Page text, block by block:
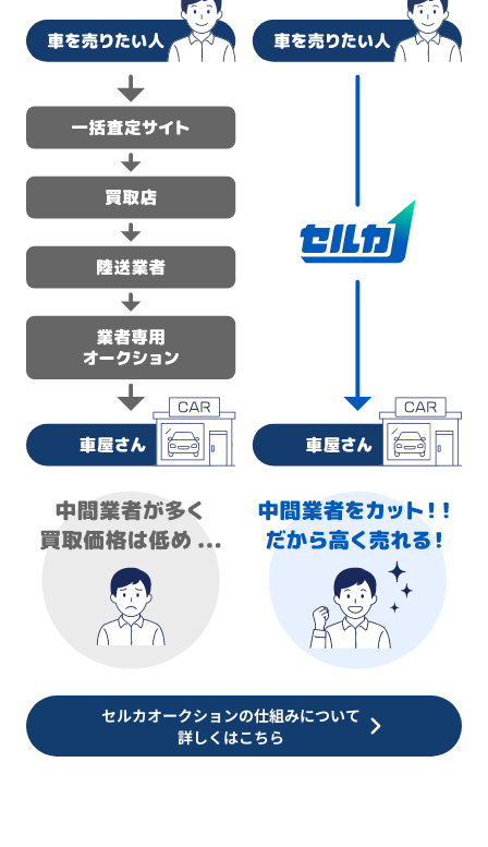
セルカオークションの仕組みについて
詳しくはこちら